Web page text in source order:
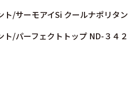
ト/サーモアイSi クールナポリタン
ト/パーフェクトトップ ND-３４２